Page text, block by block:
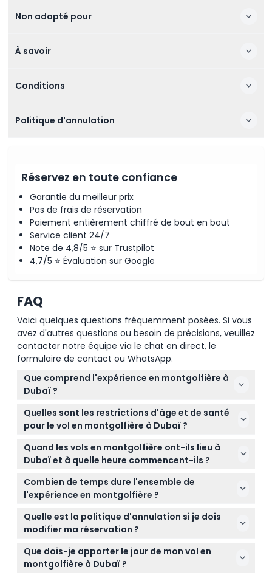
Non adapté pour
À savoir
Conditions
Politique d'annulation
Réservez en toute confiance
Garantie du meilleur prix
Pas de frais de réservation
Paiement entièrement chiffré de bout en bout
Service client 24/7
Note de 4,8/5 ⭐ sur Trustpilot
4,7/5 ⭐ Évaluation sur Google
FAQ
Voici quelques questions fréquemment posées. Si vous
avez d'autres questions ou besoin de précisions, veuillez
contacter notre équipe via le chat en direct, le
formulaire de contact ou WhatsApp.
Que comprend l'expérience en montgolfière à
Dubaï ?
L'expérience comprend la prise en charge et le
retour à l'hôtel dans les zones urbaines de Dubaï, un
vol en montgolfière de 40 à 70 minutes selon la
météo, des rafraîchissements avant le vol, et un
certificat e-flight pour commémorer votre
Quelles sont les restrictions d'âge et de santé
pour le vol en montgolfière à Dubaï ?
Les participants doivent avoir 7 ans ou plus, les
enfants de 7 à 11 ans sont autorisés ainsi que les
adultes de 12 ans et plus. Le vol n'est pas adapté
aux femmes enceintes, aux personnes de plus de
80 ans, ou à ceux ayant des problèmes cardiaques
récentes.
Quand les vols en montgolfière ont-ils lieu à
Dubaï et à quelle heure commencent-ils ?
Les vols ont lieu pendant les mois plus frais de
Dubaï, généralement de mi-septembre à mai, avec
des vols programmés au lever du soleil. Les heures
de prise en charge varient entre 3h30 et 5h00 selon
la saison et l'opérateur. (sous réserve de
réservation)
Combien de temps dure l'ensemble de
l'expérience en montgolfière ?
L'ensemble de l'expérience dure environ 4 à 5
heures, comprenant les transferts d'hôtel, les
60 minutes, et les célébrations après le vol.
Quelle est la politique d'annulation si je dois
modifier ma réservation ?
Vous pouvez obtenir un remboursement complet si
vous annulez plus de 48 heures avant le vol (moins
les frais bancaires), un remboursement de 50 % si
Que dois-je apporter le jour de mon vol en
montgolfière à Dubaï ?